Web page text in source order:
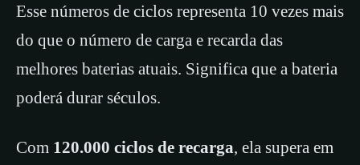
Esse números de ciclos representa 10 vezes mais
do que o número de carga e recarda das
melhores baterias atuais. Significa que a bateria
poderá durar séculos.
Com 120.000 ciclos de recarga, ela supera em